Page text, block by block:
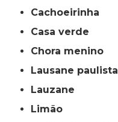
cachoeirinha
casa verde
chora menino
lausane paulista
lauzane
limão